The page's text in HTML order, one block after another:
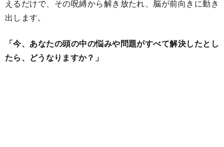
えるだけで、その呪縛から解き放たれ、脳が前向きに動き
出します。
「今、あなたの頭の中の悩みや問題がすべて解決したとし
たら、どうなりますか？」